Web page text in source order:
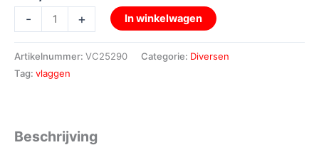
-
+ In winkelwagen
Artikelnummer: VC25290 Categorie: Diversen
Tag: vlaggen
Beschrijving